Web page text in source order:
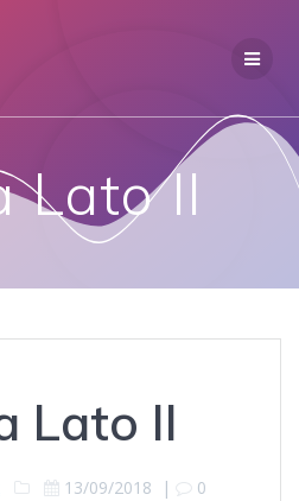
Lato II
Lato II
13/09/2018 | 0